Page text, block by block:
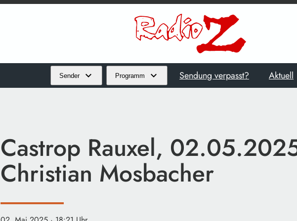
Sender Programm Sendung verpasst? Aktuell
Castrop Rauxel,
Christian Mosbacher